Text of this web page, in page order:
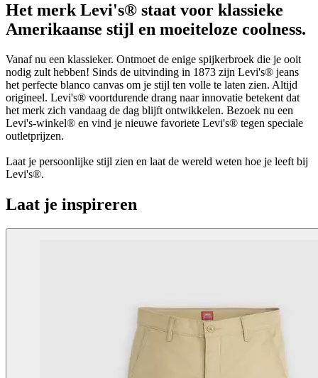
Het merk Levi's® staat voor klassieke
Amerikaanse stijl en moeiteloze coolness.
Vanaf nu een klassieker. Ontmoet de enige spijkerbroek die je ooit
nodig zult hebben! Sinds de uitvinding in 1873 zijn Levi's® jeans
het perfecte blanco canvas om je stijl ten volle te laten zien. Altijd
origineel. Levi's® voortdurende drang naar innovatie betekent dat
het merk zich vandaag de dag blijft ontwikkelen. Bezoek nu een
Levi's-winkel® en vind je nieuwe favoriete Levi's® tegen speciale
outletprijzen.
Laat je persoonlijke stijl zien en laat de wereld weten hoe je leeft bij
Levi's®.
Laat je inspireren